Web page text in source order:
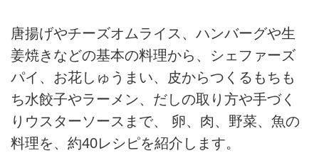
唐揚げやチーズオムライス、ハンバーグや生
姜焼きなどの基本の料理から、シェファーズ
パイ、お花しゅうまい、皮からつくるもちも
ち水餃子やラーメン、だしの取り方や手づく
りウスターソースまで、 卵、肉、野菜、魚の
料理を、約40レシピを紹介します。